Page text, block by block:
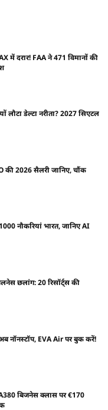
में दरार! FAA ने 471 विमानों की
लौटा डेल्टा नरीता? 2027 सिएटल
की 2026 सैलरी जानिए, चौंक
नौकरियां भारत, जानिए AI
छलांग: 20 रिसॉर्ट्स की
नॉनस्टॉप, EVA Air पर बुक करें!
बिजनेस क्लास पर €170